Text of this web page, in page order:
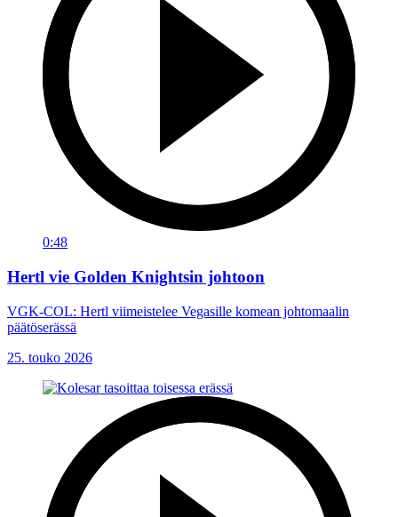
0:48
Hertl vie Golden Knightsin johtoon
VGK-COL: Hertl viimeistelee Vegasille komean johtomaalin
päätöserässä
25. touko 2026